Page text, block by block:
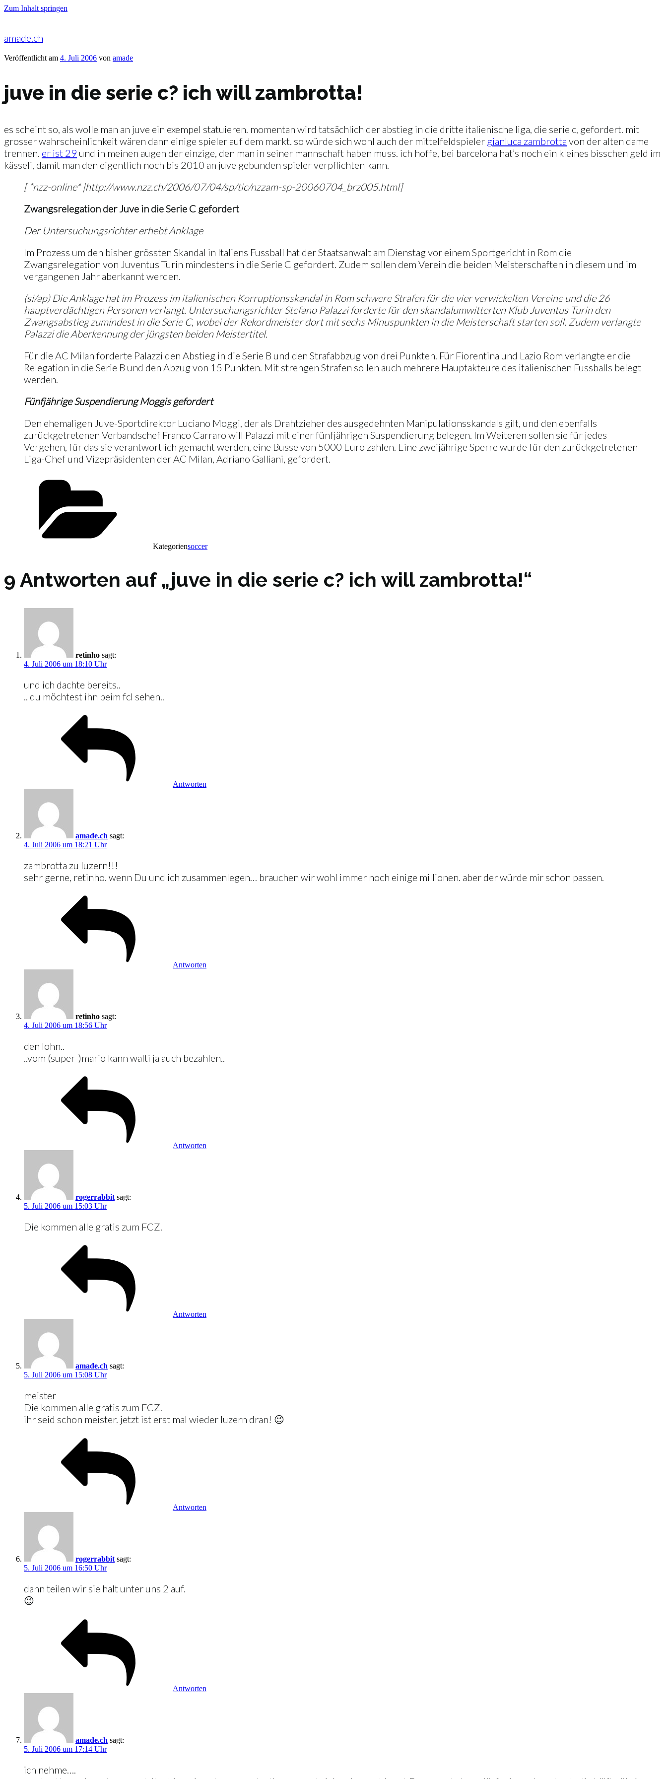
Zum Inhalt springen
amade.ch
Veröffentlicht am 4. Juli 2006 von amade
juve in die serie c? ich will zambrotta!
es scheint so, als wolle man an juve ein exempel statuieren. momentan wird tatsächlich der abstieg in die dritte italienische liga, die serie c, gefordert. mit
grosser wahrscheinlichkeit wären dann einige spieler auf dem markt. so würde sich wohl auch der mittelfeldspieler gianluca zambrotta von der alten dame
trennen. er ist 29 und in meinen augen der einzige, den man in seiner mannschaft haben muss. ich hoffe, bei barcelona hat’s noch ein kleines bisschen geld im
kässeli, damit man den eigentlich noch bis 2010 an juve gebunden spieler verpflichten kann.
[ *nzz-online* |http://www.nzz.ch/2006/07/04/sp/tic/nzzam-sp-20060704_brz005.html]
Zwangsrelegation der Juve in die Serie C gefordert
Der Untersuchungsrichter erhebt Anklage
Im Prozess um den bisher grössten Skandal in Italiens Fussball hat der Staatsanwalt am Dienstag vor einem Sportgericht in Rom die
Zwangsrelegation von Juventus Turin mindestens in die Serie C gefordert. Zudem sollen dem Verein die beiden Meisterschaften in diesem und im
vergangenen Jahr aberkannt werden.
(si/ap) Die Anklage hat im Prozess im italienischen Korruptionsskandal in Rom schwere Strafen für die vier verwickelten Vereine und die 26
hauptverdächtigen Personen verlangt. Untersuchungsrichter Stefano Palazzi forderte für den skandalumwitterten Klub Juventus Turin den
Zwangsabstieg zumindest in die Serie C, wobei der Rekordmeister dort mit sechs Minuspunkten in die Meisterschaft starten soll. Zudem verlangte
Palazzi die Aberkennung der jüngsten beiden Meistertitel.
Für die AC Milan forderte Palazzi den Abstieg in die Serie B und den Strafabbzug von drei Punkten. Für Fiorentina und Lazio Rom verlangte er die
Relegation in die Serie B und den Abzug von 15 Punkten. Mit strengen Strafen sollen auch mehrere Hauptakteure des italienischen Fussballs belegt
werden.
Fünfjährige Suspendierung Moggis gefordert
Den ehemaligen Juve-Sportdirektor Luciano Moggi, der als Drahtzieher des ausgedehnten Manipulationsskandals gilt, und den ebenfalls
zurückgetretenen Verbandschef Franco Carraro will Palazzi mit einer fünfjährigen Suspendierung belegen. Im Weiteren sollen sie für jedes
Vergehen, für das sie verantwortlich gemacht werden, eine Busse von 5000 Euro zahlen. Eine zweijährige Sperre wurde für den zurückgetretenen
Liga-Chef und Vizepräsidenten der AC Milan, Adriano Galliani, gefordert.
Kategoriensoccer
9 Antworten auf „juve in die serie c? ich will zambrotta!“
retinho sagt:
4. Juli 2006 um 18:10 Uhr
und ich dachte bereits..
.. du möchtest ihn beim fcl sehen..
Antworten
amade.ch sagt:
4. Juli 2006 um 18:21 Uhr
zambrotta zu luzern!!!
sehr gerne, retinho. wenn Du und ich zusammenlegen… brauchen wir wohl immer noch einige millionen. aber der würde mir schon passen.
Antworten
retinho sagt:
4. Juli 2006 um 18:56 Uhr
den lohn..
..vom (super-)mario kann walti ja auch bezahlen..
Antworten
rogerrabbit sagt:
5. Juli 2006 um 15:03 Uhr
Die kommen alle gratis zum FCZ.
Antworten
amade.ch sagt:
5. Juli 2006 um 15:08 Uhr
meister
Die kommen alle gratis zum FCZ.
ihr seid schon meister. jetzt ist erst mal wieder luzern dran! 😉
Antworten
rogerrabbit sagt:
5. Juli 2006 um 16:50 Uhr
dann teilen wir sie halt unter uns 2 auf.
😉
Antworten
amade.ch sagt:
5. Juli 2006 um 17:14 Uhr
ich nehme….